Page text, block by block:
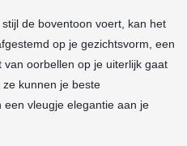
de boventoon voert, kan het
op je gezichtsvorm, een
oorbellen op je uiterlijk gaat
kunnen je beste
vleugje elegantie aan je